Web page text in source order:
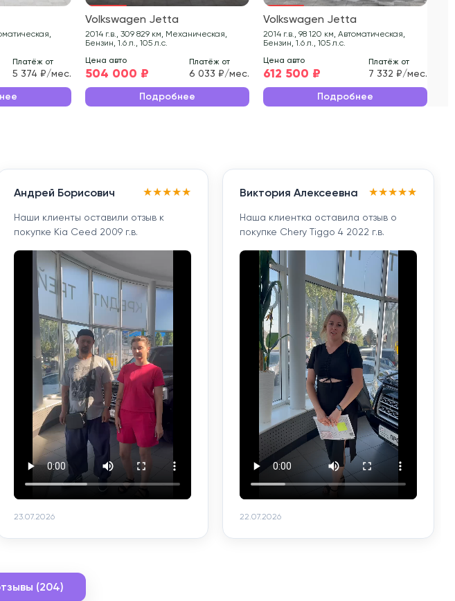
Платёж от
5 374 ₽/мес.
Volkswagen Jetta
2014 г.в., 309 829 км, Механическая,
Бензин, 1.6 л., 105 л.с.
Цена авто
504 000 ₽
Платёж от
6 033 ₽/мес.
Подробнее
Volkswagen Jetta
2014 г.в., 98 120 км, Автоматическая,
Бензин, 1.6 л., 105 л.с.
Цена авто
612 500 ₽
Платёж от
7 332 ₽/мес.
Подробнее
Андрей Борисович ★★★★★
Наши клиенты оставили отзыв к
покупке Kia Ceed 2009 г.в.
23.07.2026
Виктория Алексеевна ★★★★★
Наша клиентка оставила отзыв о
покупке Chery Tiggo 4 2022 г.в.
22.07.2026
(204)